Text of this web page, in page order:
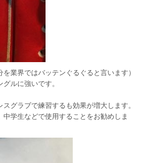
業界ではバッテンぐるぐると言います）
ルに強いです。
グラブで練習するも効果が増大します。
中学生などで使用することをお勧めしま